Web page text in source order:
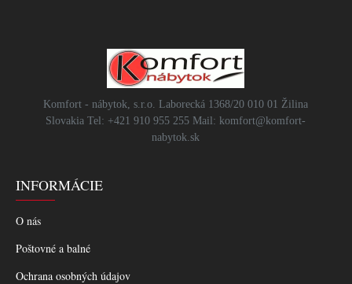
Komfort - nábytok, s.r.o. Laborecká 1368/20 010 01 Žilina
Slovakia Tel: +421 910 955 255 Mail: komfort@komfort-
nabytok.sk
INFORMÁCIE
O nás
Poštovné a balné
Ochrana osobných údajov